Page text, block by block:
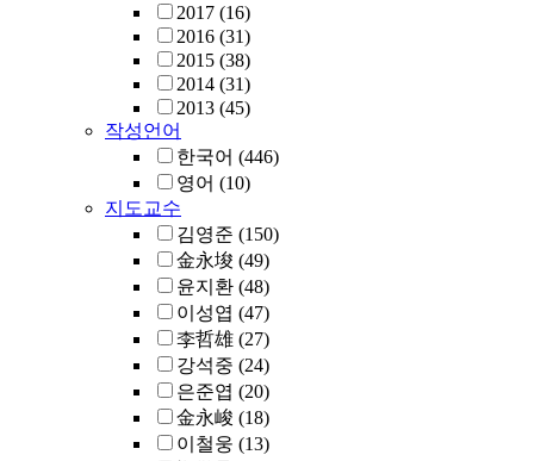
2017 (16)
2016 (31)
2015 (38)
2014 (31)
2013 (45)
작성언어
한국어 (446)
영어 (10)
지도교수
김영준 (150)
金永埈 (49)
윤지환 (48)
이성엽 (47)
李哲雄 (27)
강석중 (24)
은준엽 (20)
金永峻 (18)
이철웅 (13)